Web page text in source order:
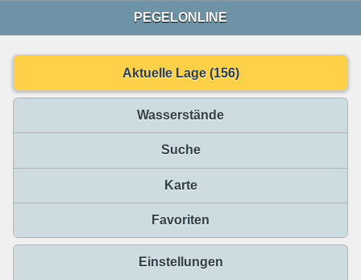
PEGELONLINE
Aktuelle Lage (156)
Wasserstände
Suche
Karte
Favoriten
Einstellungen